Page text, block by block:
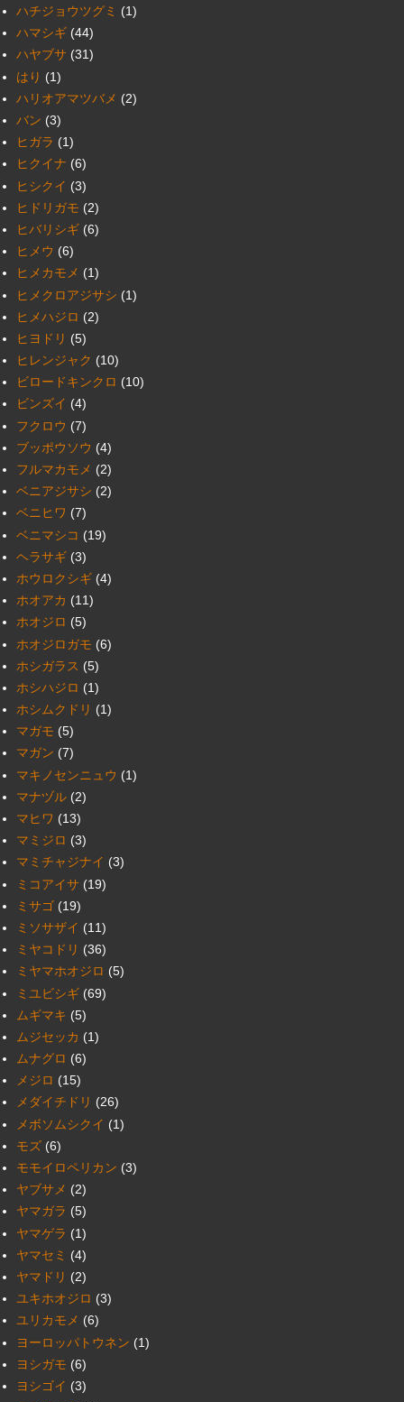
ハチジョウツグミ (1)
ハマシギ (44)
ハヤブサ (31)
はり (1)
ハリオアマツバメ (2)
バン (3)
ヒガラ (1)
ヒクイナ (6)
ヒシクイ (3)
ヒドリガモ (2)
ヒバリシギ (6)
ヒメウ (6)
ヒメカモメ (1)
ヒメクロアジサシ (1)
ヒメハジロ (2)
ヒヨドリ (5)
ヒレンジャク (10)
ビロードキンクロ (10)
ビンズイ (4)
フクロウ (7)
ブッポウソウ (4)
フルマカモメ (2)
ベニアジサシ (2)
ベニヒワ (7)
ベニマシコ (19)
ヘラサギ (3)
ホウロクシギ (4)
ホオアカ (11)
ホオジロ (5)
ホオジロガモ (6)
ホシガラス (5)
ホシハジロ (1)
ホシムクドリ (1)
マガモ (5)
マガン (7)
マキノセンニュウ (1)
マナヅル (2)
マヒワ (13)
マミジロ (3)
マミチャジナイ (3)
ミコアイサ (19)
ミサゴ (19)
ミソサザイ (11)
ミヤコドリ (36)
ミヤマホオジロ (5)
ミユビシギ (69)
ムギマキ (5)
ムジセッカ (1)
ムナグロ (6)
メジロ (15)
メダイチドリ (26)
メボソムシクイ (1)
モズ (6)
モモイロペリカン (3)
ヤブサメ (2)
ヤマガラ (5)
ヤマゲラ (1)
ヤマセミ (4)
ヤマドリ (2)
ユキホオジロ (3)
ユリカモメ (6)
ヨーロッパトウネン (1)
ヨシガモ (6)
ヨシゴイ (3)